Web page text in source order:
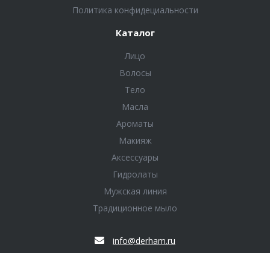
Политика конфидециальности
Каталог
Лицо
Волосы
Тело
Масла
Ароматы
Макияж
Аксессуары
Гидролаты
Мужская линия
Традиционное мыло
info@derham.ru